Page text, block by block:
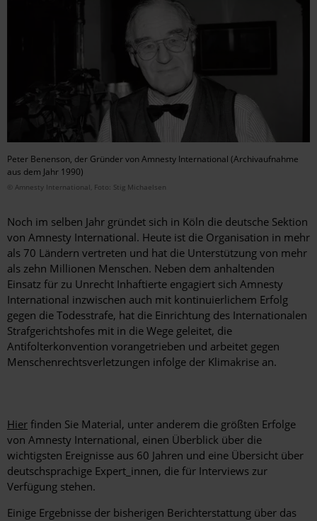
Peter Benenson, der Gründer von Amnesty International (Archivaufnahme
aus dem Jahr 1990)
© Amnesty International, Foto: Stig Michaelsen
Noch im selben Jahr gründet sich in Köln die deutsche Sektion
von Amnesty International. Heute ist die Organisation in mehr
als 70 Ländern vertreten und hat die Unterstützung von mehr
als zehn Millionen Menschen. Neben dem anhaltenden
Einsatz für zu Unrecht Inhaftierte engagiert sich Amnesty
International inzwischen auch mit kontinuierlichem Erfolg
gegen die Todesstrafe, hat die Einrichtung des Internationalen
Strafgerichtshofes mit in die Wege geleitet, die
Antifolterkonvention vorangetrieben und arbeitet gegen
Menschenrechtsverletzungen infolge der Klimakrise an.
Hier finden Sie Material, unter anderem die größten Erfolge
von Amnesty International, einen Überblick über die
wichtigsten Ereignisse aus 60 Jahren und eine Übersicht über
deutschsprachige Expert_innen, die für Interviews zur
Verfügung stehen.
Einige Ergebnisse der bisherigen Berichterstattung über das